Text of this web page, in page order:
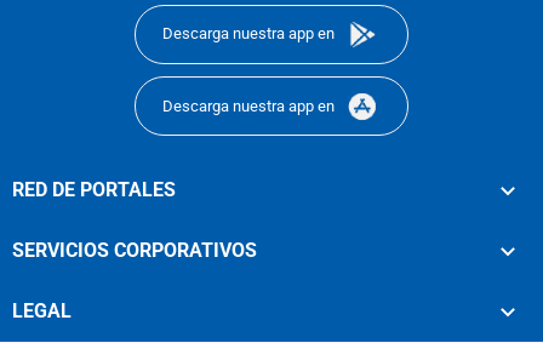
Descarga nuestra app en
Descarga nuestra app en
RED DE PORTALES
SERVICIOS CORPORATIVOS
LEGAL